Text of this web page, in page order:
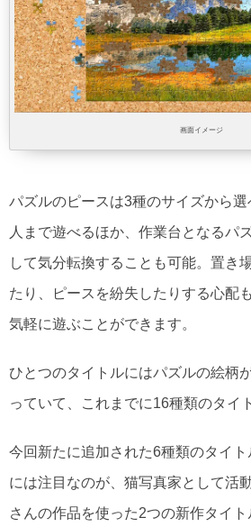
画面イメージ
パズルのピースは3種のサイズから
人まで遊べるほか、作業台となるパ
して気分転換することも可能。置き
たり、ピースを紛失したりする心配
気軽に遊ぶことができます。
ひとつのタイトルにはパズルの絵柄
っていて、これまでに16種類のタイ
今回新たに追加された6種類のタイト
には注目なのが、猫写真家として活
さんの作品を使った2つの新作タイ